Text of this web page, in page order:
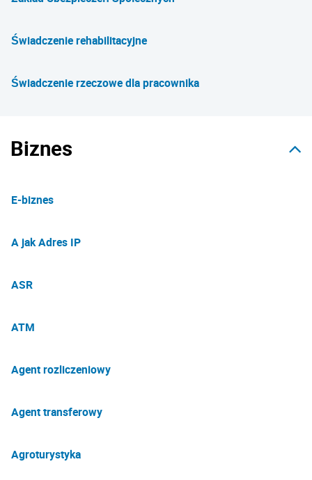
Świadczenie rehabilitacyjne
Świadczenie rzeczowe dla pracownika
Biznes
E-biznes
A jak Adres IP
ASR
ATM
Agent rozliczeniowy
Agent transferowy
Agroturystyka